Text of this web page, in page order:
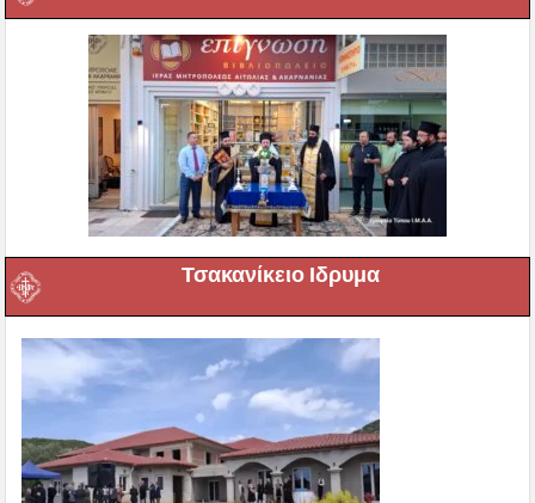
Τσακανίκειο Ιδρυμα